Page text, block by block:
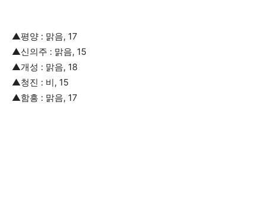
▲평양 : 맑음, 17
▲신의주 : 맑음, 15
▲개성 : 맑음, 18
▲청진 : 비, 15
▲함흥 : 맑음, 17